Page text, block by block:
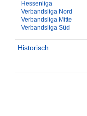
Hessenliga
Verbandsliga Nord
Verbandsliga Mitte
Verbandsliga Süd
Historisch